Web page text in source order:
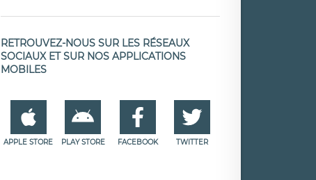
RETROUVEZ-NOUS SUR LES RÉSEAUX
SOCIAUX ET SUR NOS APPLICATIONS
MOBILES
APPLE STORE PLAY STORE FACEBOOK TWITTER